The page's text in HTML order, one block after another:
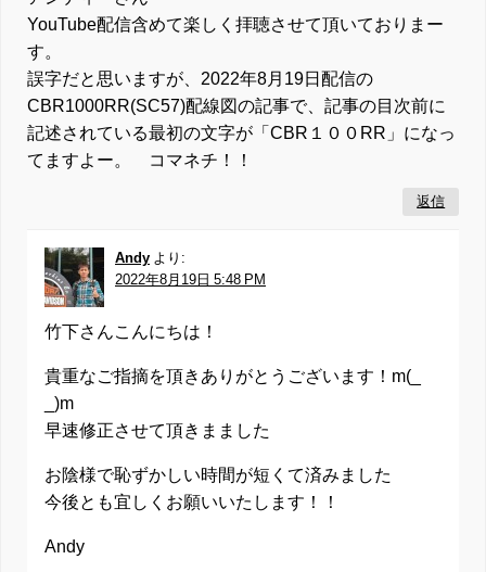
YouTube配信含めて楽しく拝聴させて頂いておりまー
す。
誤字だと思いますが、2022年8月19日配信の
CBR1000RR(SC57)配線図の記事で、記事の目次前に
記述されている最初の文字が「CBR１００RR」になっ
てますよー。 コマネチ！！
返信
Andy より:
2022年8月19日 5:48 PM
竹下さんこんにちは！
貴重なご指摘を頂きありがとうございます！m(_
_)m
早速修正させて頂きまました
お陰様で恥ずかしい時間が短くて済みました
今後とも宜しくお願いいたします！！
Andy